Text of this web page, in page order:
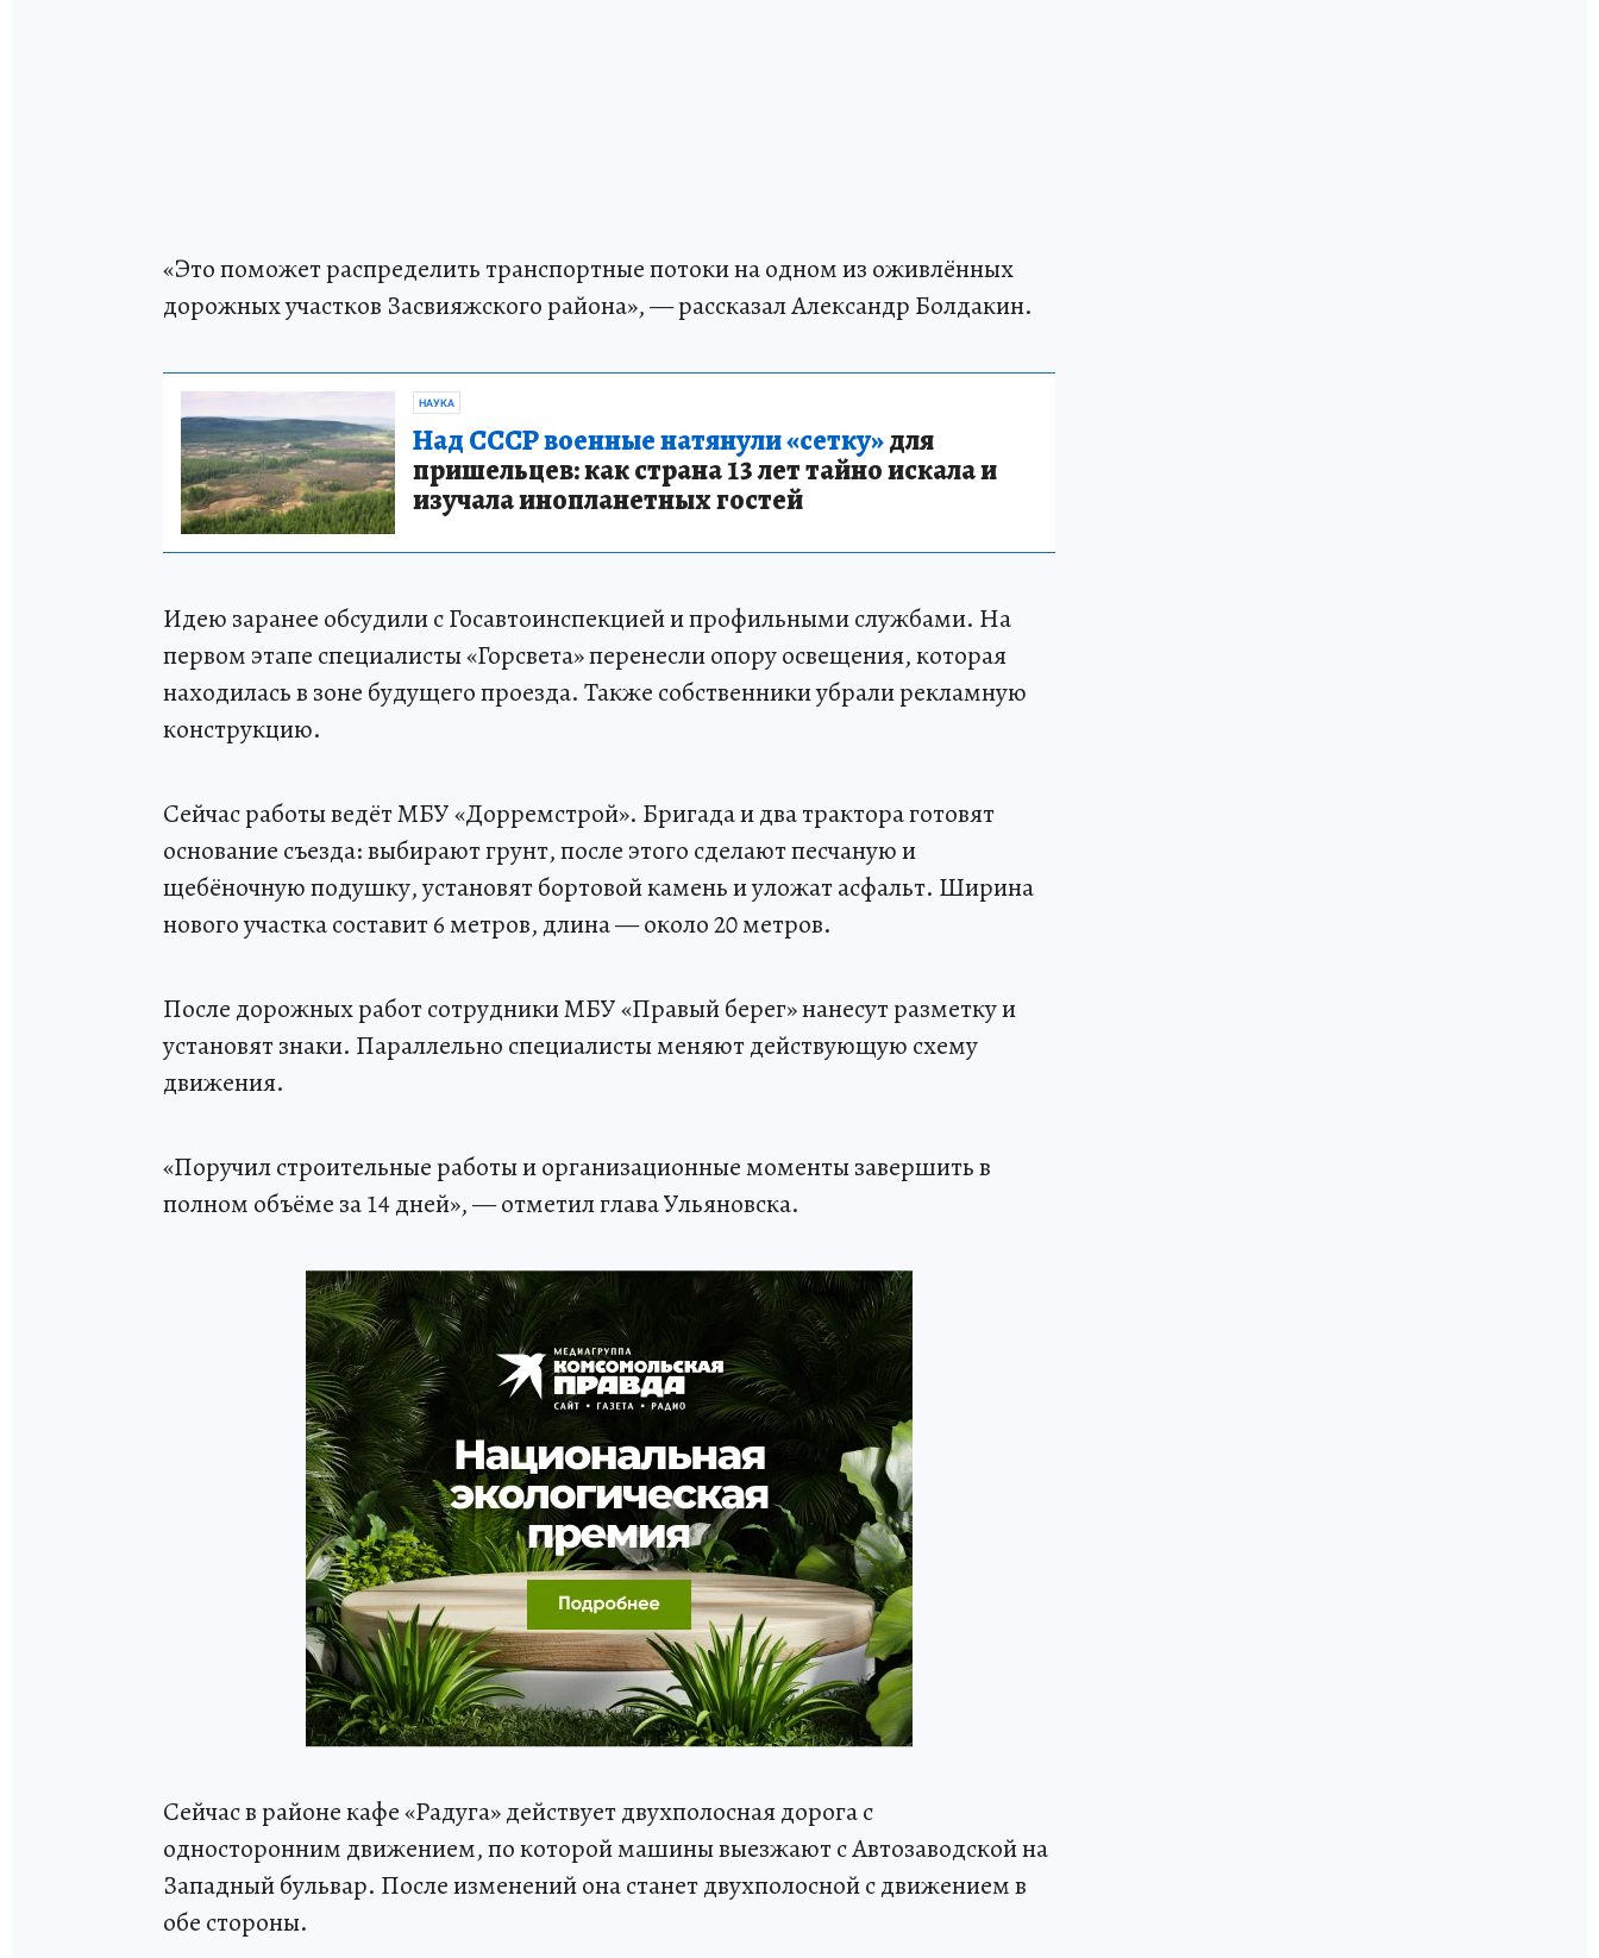
«Это поможет распределить транспортные потоки на одном из оживлённых
дорожных участков Засвияжского района», — рассказал Александр Болдакин.
НАУКА
Над СССР военные натянули «сетку»для
пришельцев: как страна 13 лет тайно искала и
изучала инопланетных гостей
Идею заранее обсудили с Госавтоинспекцией и профильными службами. На
первом этапе специалисты «Горсвета» перенесли опору освещения, которая
находилась в зоне будущего проезда. Также собственники убрали рекламную
конструкцию.
Сейчас работы ведёт МБУ «Дорремстрой». Бригада и два трактора готовят
основание съезда: выбирают грунт, после этого сделают песчаную и
щебёночную подушку, установят бортовой камень и уложат асфальт. Ширина
нового участка составит 6 метров, длина — около 20 метров.
После дорожных работ сотрудники МБУ «Правый берег» нанесут разметку и
установят знаки. Параллельно специалисты меняют действующую схему
движения.
«Поручил строительные работы и организационные моменты завершить в
полном объёме за 14 дней», — отметил глава Ульяновска.
Сейчас в районе кафе «Радуга» действует двухполосная дорога с
односторонним движением, по которой машины выезжают с Автозаводской на
Западный бульвар. После изменений она станет двухполосной с движением в
обе стороны.